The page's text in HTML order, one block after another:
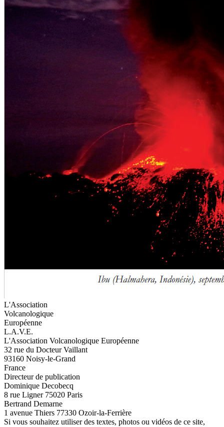
L'Association
Volcanologique
Européenne
L.A.V.E.
L'Association Volcanologique Européenne
32 rue du Docteur Vaillant
93160 Noisy-le-Grand
France
Directeur de publication
Dominique Decobecq
8 rue Ligner 75020 Paris
Bertrand Demarne
1 avenue Thiers 77330 Ozoir-la-Ferrière
Si vous souhaitez utiliser des textes, photos ou vidéos de ce site,